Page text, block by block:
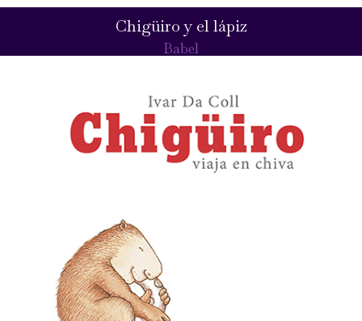
Chigüiro y el lápiz
Babel